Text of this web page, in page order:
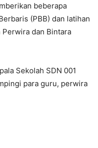
beberapa
(PBB) dan latihan
dan Bintara
Sekolah SDN 001
para guru, perwira